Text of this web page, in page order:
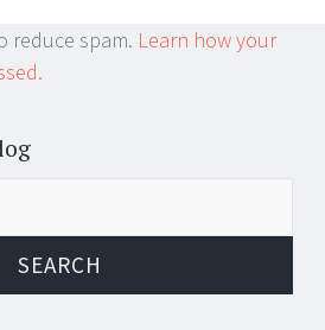
reduce spam. Learn how your